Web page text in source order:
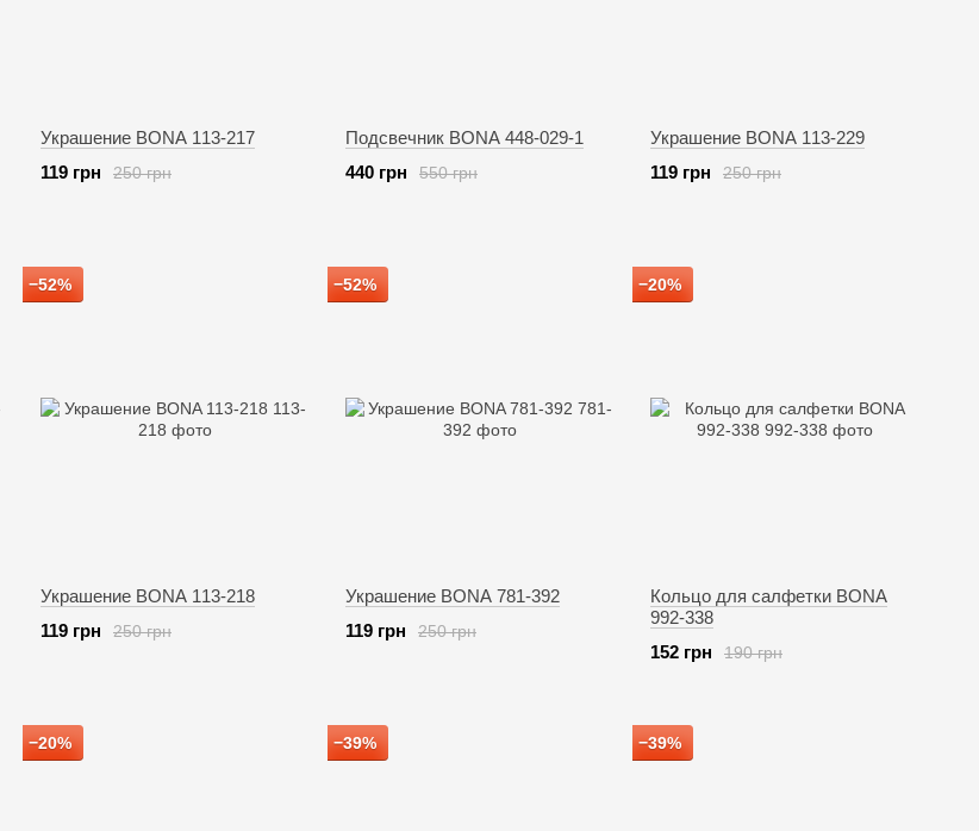
Украшение BONA 113-217
250 грн
119 грн
Подсвечник BONA 448-029-1
550 грн
440 грн
Украшение BONA 113-229
250 грн
119 грн
−52%
Украшение BONA 113-218
250 грн
119 грн
−52%
Украшение BONA 781-392
250 грн
119 грн
−20%
Кольцо для салфетки BONA
992-338
190 грн
152 грн
−20% −39% −39%